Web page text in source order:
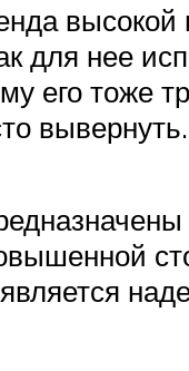
для нее
его тоже
вывернуть.